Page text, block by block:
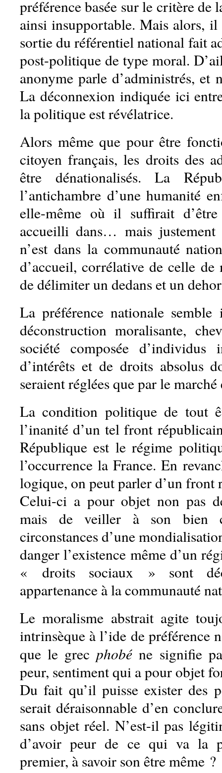
préférence basée sur le critère de
ainsi insupportable. Mais alors, il
sortie du référentiel national fait
post-politique de type moral.
anonyme parle d’administrés, et
La déconnexion indiquée ici
la politique est révélatrice.
Alors même que pour être
citoyen français, les droits des
être dénationalisés. La
l’antichambre d’une humanité
elle-même où il suffirait
accueilli dans… mais
n’est dans la communauté
d’accueil, corrélative de celle
de délimiter un dedans et un
La préférence nationale
déconstruction moralisante,
société composée d’individus
d’intérêts et de droits absolus
seraient réglées que par le
La condition politique de tout
l’inanité d’un tel front
République est le régime
l’occurrence la France. En
logique, on peut parler d’un front
Celui-ci a pour objet non pas
mais de veiller à son bien
circonstances d’une
danger l’existence même d’un
« droits sociaux » sont
appartenance à la communauté
Le moralisme abstrait agite
intrinsèque à l’ide de préférence
que le grecphobé ne signifie
peur, sentiment qui a pour objet
Du fait qu’il puisse exister des
serait déraisonnable d’en
sans objet réel. N’est-il pas
d’avoir peur de ce qui va la
premier, à savoir son être même ?